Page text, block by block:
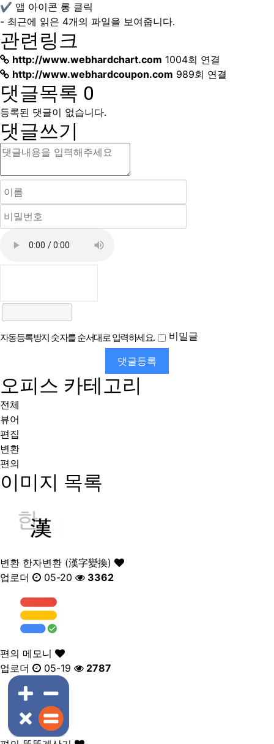
✔ 앱 아이콘 롱 클릭
- 최근에 읽은 4개의 파일을 보여줍니다.
관련링크
http://www.webhardchart.com 1004회 연결
http://www.webhardcoupon.com 989회 연결
댓글목록 0
등록된 댓글이 없습니다.
댓글쓰기
자동등록방지 숫자를 순서대로 입력하세요. 비밀글
댓글등록
오피스 카테고리
전체
뷰어
편집
변환
편의
이미지 목록
변환 한자변환 (漢字變換)
업로더
05-20 3362
편의 메모니
업로더
05-19 2787